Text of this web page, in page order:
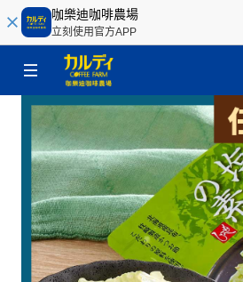
咖樂迪咖啡農場
立刻使用官方APP